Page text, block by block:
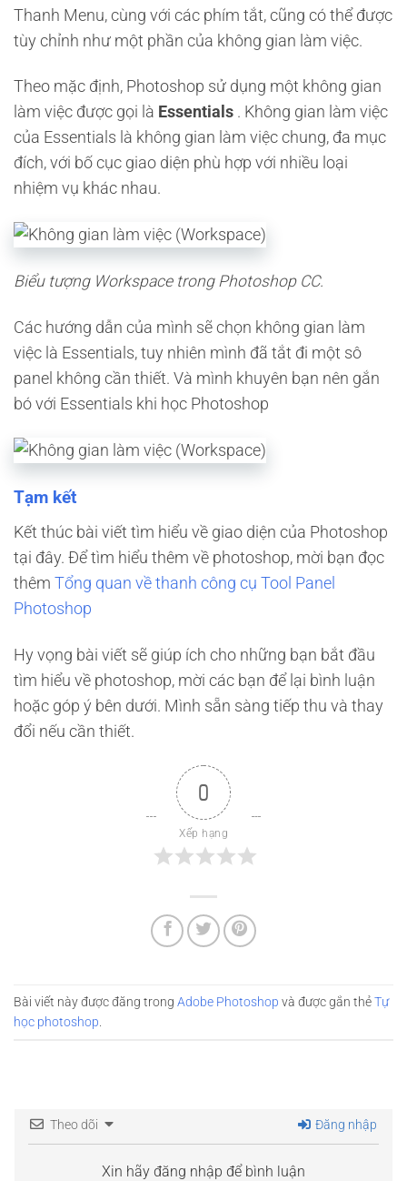
Thanh Menu, cùng với các phím tắt, cũng có thể được
tùy chỉnh như một phần của không gian làm việc.
Theo mặc định, Photoshop sử dụng một không gian
làm việc được gọi là Essentials . Không gian làm việc
của Essentials là không gian làm việc chung, đa mục
đích, với bố cục giao diện phù hợp với nhiều loại
nhiệm vụ khác nhau.
Biểu tượng Workspace trong Photoshop CC.
Các hướng dẫn của mình sẽ chọn không gian làm
việc là Essentials, tuy nhiên mình đã tắt đi một sô
panel không cần thiết. Và mình khuyên bạn nên gắn
bó với Essentials khi học Photoshop
Tạm kết
Kết thúc bài viết tìm hiểu về giao diện của Photoshop
tại đây. Để tìm hiểu thêm về photoshop, mời bạn đọc
thêm Tổng quan về thanh công cụ Tool Panel
Photoshop
Hy vọng bài viết sẽ giúp ích cho những bạn bắt đầu
tìm hiểu về photoshop, mời các bạn để lại bình luận
hoặc góp ý bên dưới. Mình sẵn sàng tiếp thu và thay
đổi nếu cần thiết.
0
Xếp hạng
Bài viết này được đăng trong Adobe Photoshop và được gắn thẻTự
học photoshop
Theo dõi Đăng nhập
Xin hãy đăng nhập để bình luận